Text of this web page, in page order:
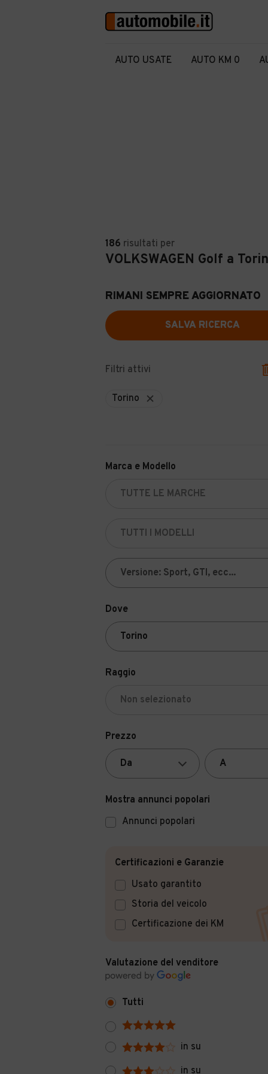
AUTO USATE AUTO KM 0
186 risultati per
VOLKSWAGEN Golf a
RIMANI SEMPRE AGGIORNATO
SALVA RICERCA
Filtri attivi
Torino
Marca e Modello
Dove
Raggio
Prezzo
Mostra annunci popolari
Annunci popolari
Certificazioni e Garanzie
Usato garantito
Storia del veicolo
Certificazione dei KM
Valutazione del venditore
Tutti
in su
in su